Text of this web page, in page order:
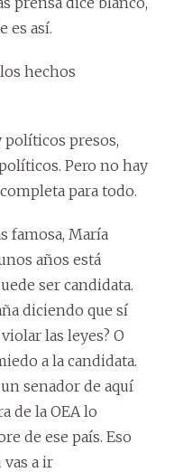
es así.
hechos
políticos presos,
Pero no hay
para todo.
famosa, María
años está
ser candidata.
diciendo que sí
las leyes? O
a la candidata.
senador de aquí
de la OEA lo
de ese país. Eso
vas a ir